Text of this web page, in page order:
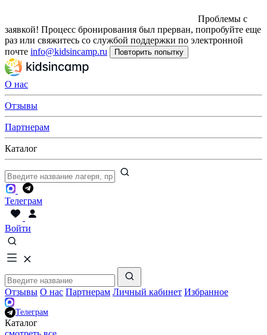
Проблемы с
заявкой! Процесс бронирования был прерван, попробуйте еще
раз или свяжитесь со службой поддержки по электронной
почте info@kidsincamp.ru Повторить попытку
О нас
Отзывы
Партнерам
Каталог
Телеграм
Войти
Отзывы О нас Партнерам Личный кабинет Избранное
Телеграм
Каталог